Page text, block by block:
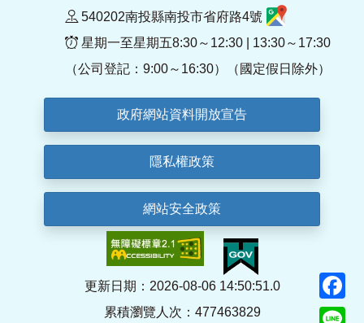
540202南投縣南投市省府路4號
星期一至星期五8:30～12:30 | 13:30～17:30
（公司登記：9:00～16:30）（國定假日除外）
政府網站資料開放宣告
隱私權政策
網站安全政策
更新日期：2026-08-06 14:50:51.0
累積瀏覽人次：477463829